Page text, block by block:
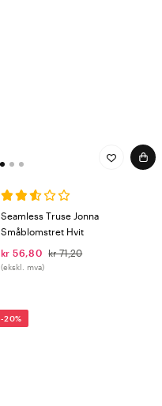
Seamless Truse Jonna
Småblomstret Hvit
kr 56,80 kr 71,20
(ekskl. mva)
-20%